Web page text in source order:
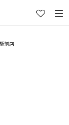
前店